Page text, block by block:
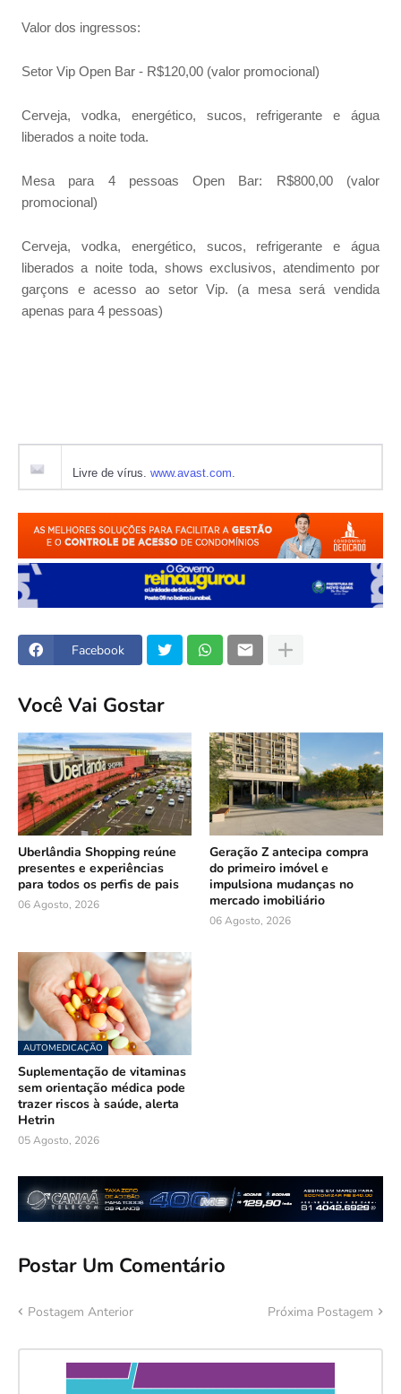
Valor dos ingressos:
Setor Vip Open Bar - R$120,00 (valor promocional)
Cerveja, vodka, energético, sucos, refrigerante e água
liberados a noite toda.
Mesa para 4 pessoas Open Bar: R$800,00 (valor
promocional)
Cerveja, vodka, energético, sucos, refrigerante e água
liberados a noite toda, shows exclusivos, atendimento por
garçons e acesso ao setor Vip. (a mesa será vendida
apenas para 4 pessoas)
Livre de vírus. www.avast.com.
Facebook
Você Vai Gostar
Uberlândia Shopping reúne
presentes e experiências
para todos os perfis de pais
06 Agosto, 2026
Geração Z antecipa compra
do primeiro imóvel e
impulsiona mudanças no
mercado imobiliário
06 Agosto, 2026
AUTOMEDICAÇÃO
Suplementação de vitaminas
sem orientação médica pode
trazer riscos à saúde, alerta
Hetrin
05 Agosto, 2026
Postar Um Comentário
Postagem Anterior Próxima Postagem